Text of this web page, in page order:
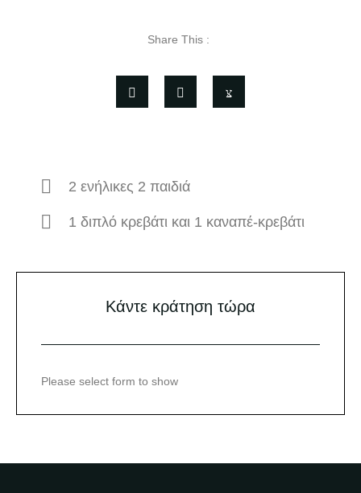
Share This :
2 ενήλικες 2 παιδιά
1 διπλό κρεβάτι και 1 καναπέ-κρεβάτι
Κάντε κράτηση τώρα
Please select form to show